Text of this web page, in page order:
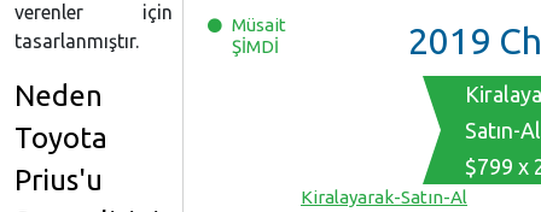
Müsait
ŞİMDİ
2019
Satın-Al
$799 x
Kiralayarak-Satın-Al
verenler için
tasarlanmıştır.
Neden
Toyota
Prius'u